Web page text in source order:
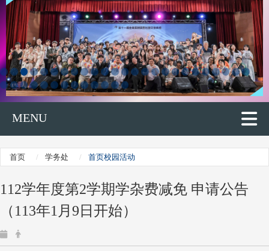
MENU
首页 学务处 首页校园活动
112学年度第2学期学杂费减免 申请公告
（113年1月9日开始）